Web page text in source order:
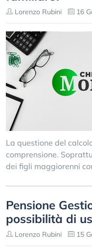
Lorenzo Rubini 16
La questione del
comprensione.
dei figli maggiorenni
Pensione
possibilità di
Lorenzo Rubini 15